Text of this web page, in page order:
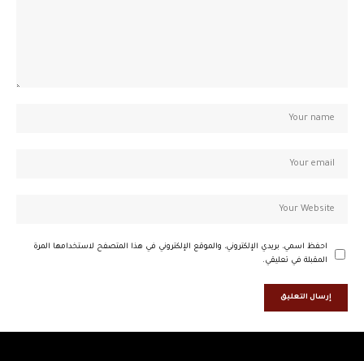
احفظ اسمي، بريدي الإلكتروني، والموقع الإلكتروني في هذا المتصفح لاستخدامها المرة
المقبلة في تعليقي.